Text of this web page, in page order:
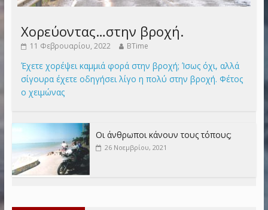
Χορεύοντας…στην βροχή.
11 Φεβρουαρίου, 2022 BTime
Έχετε χορέψει καμμιά φορά στην βροχή; Ίσως όχι, αλλά
σίγουρα έχετε οδηγήσει λίγο η πολύ στην βροχή. Φέτος
ο χειμώνας
Οι άνθρωποι κάνουν τους τόπους;
26 Νοεμβρίου, 2021